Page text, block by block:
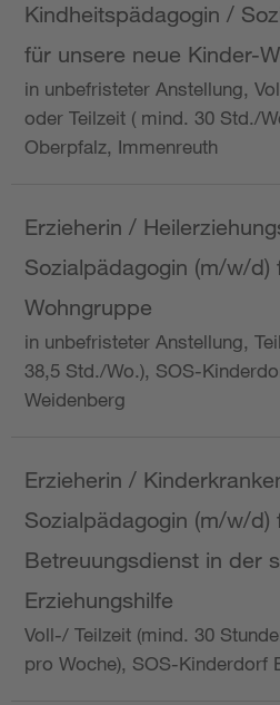
Kindheitspädagogin /
für unsere neue Kinder-
in unbefristeter Anstellung,
oder Teilzeit ( mind. 30 Std./
Oberpfalz, Immenreuth
Erzieherin /
Sozialpädagogin (m/w/d)
Wohngruppe
in unbefristeter Anstellung,
38,5 Std./Wo.), SOS-
Weidenberg
Erzieherin /
Sozialpädagogin (m/w/d)
Betreuungsdienst in der
Erziehungshilfe
Voll-/ Teilzeit (mind. 30
pro Woche), SOS-Kinderdorf